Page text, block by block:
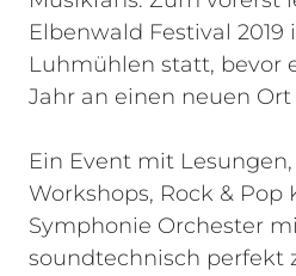
Elbenwald Festival
Luhmühlen statt, bevor
Jahr an einen neuen Ort
Ein Event mit
Workshops, Rock & Pop
Symphonie Orchester
soundtechnisch perfekt